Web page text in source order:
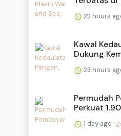
22 hours
Kawal
Dukung
23 hours
Permudah
Perkuat
1 day ago